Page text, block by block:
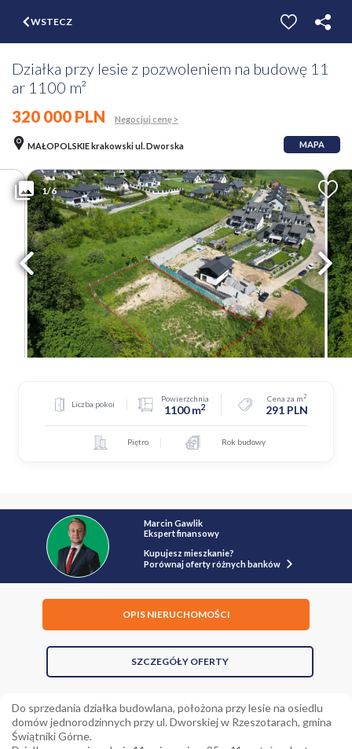
WSTECZ
Działka przy lesie z pozwoleniem na budowę 11
ar 1100 m²
320 000 PLN
Negocjuj cenę >
MAŁOPOLSKIE krakowski ul. Dworska MAPA
1/6
Liczba pokoi
Powierzchnia
1100 m2
Cena za m2
291 PLN
Piętro Rok budowy
Marcin Gawlik
Ekspert finansowy
Kupujesz mieszkanie?
Porównaj oferty różnych banków
OPIS NIERUCHOMOŚCI
SZCZEGÓŁY OFERTY
Do sprzedania działka budowlana, położona przy lesie na osiedlu
domów jednorodzinnych przy ul. Dworskiej w Rzeszotarach, gmina
Świątniki Górne.